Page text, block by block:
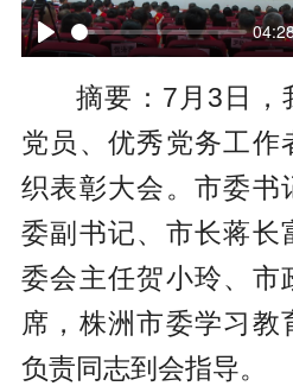
P
a
y
l
a
y
摘要：7月3日，
党员、优秀党务工作
织表彰大会。市委书
委副书记、市长蒋长
委会主任贺小玲、市
席，株洲市委学习教
负责同志到会指导。